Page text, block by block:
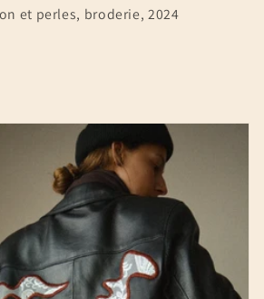
et perles, broderie, 2024